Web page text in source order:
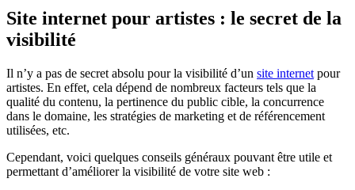
Site internet pour artistes : le secret de la
visibilité
Il n’y a pas de secret absolu pour la visibilité d’un site internet pour
artistes. En effet, cela dépend de nombreux facteurs tels que la
qualité du contenu, la pertinence du public cible, la concurrence
dans le domaine, les stratégies de marketing et de référencement
utilisées, etc.
Cependant, voici quelques conseils généraux pouvant être utile et
permettant d’améliorer la visibilité de votre site web :